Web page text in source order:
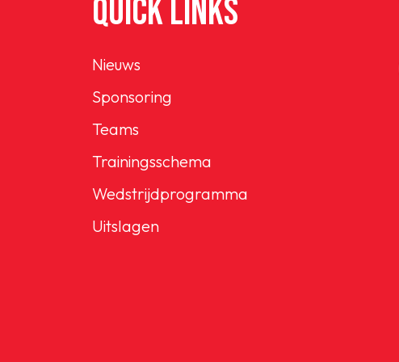
QUICK LINKS
Nieuws
Sponsoring
Teams
Trainingsschema
Wedstrijdprogramma
Uitslagen